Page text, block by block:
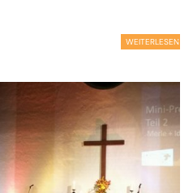
WEITERLESEN